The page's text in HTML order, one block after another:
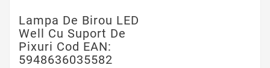
Lampa De Birou LED
Well Cu Suport De
Pixuri Cod EAN:
5948636035582